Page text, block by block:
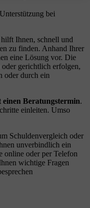
bei
hilft Ihnen, schnell und
zu finden. Anhand Ihrer
eine Lösung vor. Die
gerichtlich erfolgen,
oder durch ein
Beratungstermin.
einleiten. Umso
Schuldenvergleich oder
unverbindlich ein
online oder per Telefon
wichtige Fragen